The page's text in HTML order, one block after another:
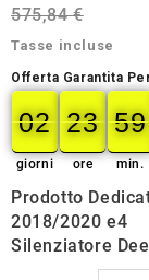
575,84 €
Tasse incluse
Offerta Garantita
02
02
00
giorni
23
23
00
ore
59
59
00
min.
Prodotto
2018/2020 e4
Silenziatore